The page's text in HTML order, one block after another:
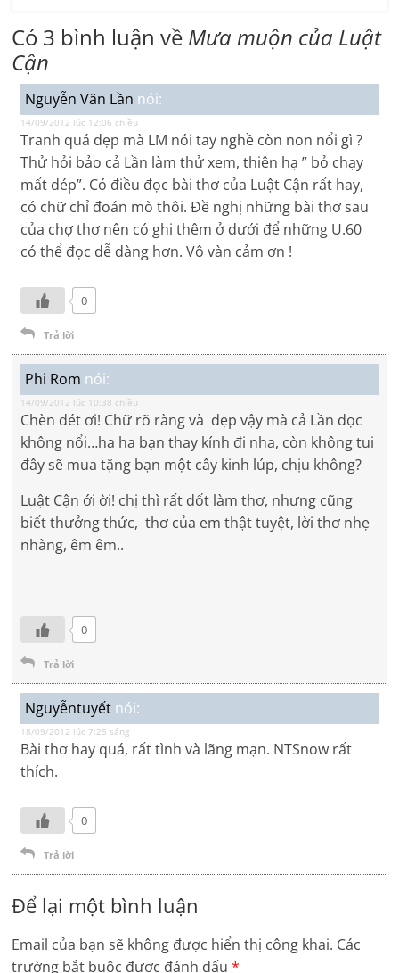
Có 3 bình luận về Mưa muộn của Luật
Cận
Nguyễn Văn Lần nói:
14/09/2012 lúc 12:06 chiều
Tranh quá đẹp mà LM nói tay nghề còn non nổi gì ?
Thử hỏi bảo cả Lần làm thử xem, thiên hạ ” bỏ chạy
mất dép”. Có điều đọc bài thơ của Luật Cận rất hay,
có chữ chỉ đoán mò thôi. Đề nghị những bài thơ sau
của chợ thơ nên có ghi thêm ở dưới để những U.60
có thể đọc dễ dàng hơn. Vô vàn cảm ơn !
0
Trả lời
Phi Rom nói:
14/09/2012 lúc 10:38 chiều
Chèn đét ơi! Chữ rõ ràng và đẹp vậy mà cả Lần đọc
không nổi…ha ha bạn thay kính đi nha, còn không tui
đây sẽ mua tặng bạn một cây kinh lúp, chịu không?
Luật Cận ới ời! chị thì rất dốt làm thơ, nhưng cũng
biết thưởng thức, thơ của em thật tuyệt, lời thơ nhẹ
nhàng, êm êm..
0
Trả lời
Nguyễntuyết nói:
18/09/2012 lúc 7:25 sáng
Bài thơ hay quá, rất tình và lãng mạn. NTSnow rất
thích.
0
Trả lời
Để lại một bình luận
Email của bạn sẽ không được hiển thị công khai. Các
trường bắt buộc được đánh dấu*